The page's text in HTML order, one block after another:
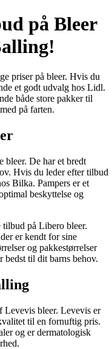
på Bleer
priser på bleer. Hvis du
et godt udvalg hos Lidl.
både store pakker til
på farten.
bleer. De har et bredt
Hvis du leder efter tilbud
Bilka. Pampers er et
beskyttelse og
på Libero bleer.
er kendt for sine
og pakkestørrelser
bedst til dit barns behov.
Levevis bleer. Levevis er
til en fornuftig pris.
og er dermatologisk